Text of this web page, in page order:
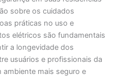
sobre os cuidados
práticas no uso e
elétricos são fundamentais
a longevidade dos
usuários e profissionais da
ambiente mais seguro e